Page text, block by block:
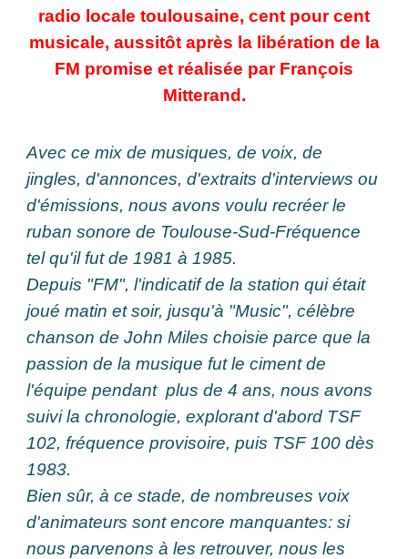
radio locale toulousaine, cent pour cent
musicale, aussitôt après la libération de la
FM promise et réalisée par François
Mitterand.
Avec ce mix de musiques, de voix, de
jingles, d'annonces, d'extraits d'interviews ou
d'émissions, nous avons voulu recréer le
ruban sonore de Toulouse-Sud-Fréquence
tel qu'il fut de 1981 à 1985.
Depuis "FM", l'indicatif de la station qui était
joué matin et soir, jusqu'à "Music", célèbre
chanson de John Miles choisie parce que la
passion de la musique fut le ciment de
l'équipe pendant plus de 4 ans, nous avons
suivi la chronologie, explorant d'abord TSF
102, fréquence provisoire, puis TSF 100 dès
1983.
Bien sûr, à ce stade, de nombreuses voix
d'animateurs sont encore manquantes: si
nous parvenons à les retrouver, nous les